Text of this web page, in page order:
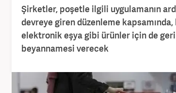
Şirketler, poşetle ilgili uygulamanın
devreye giren düzenleme
elektronik eşya gibi ürünler için de geri
beyannamesi verecek